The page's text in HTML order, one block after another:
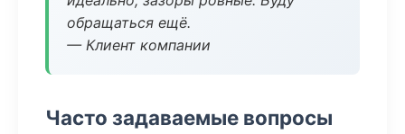
обращаться ещё.
— Клиент компании
Часто задаваемые вопросы